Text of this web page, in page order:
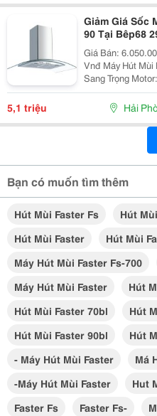
Giảm Giá Sốc
90 Tại Bêp68
Giá Bán: 6.050.000 Vnđ Giá Khuyến
Vnđ Máy Hút Mùi Faster Fs - 3388C2-90Cm Kiểu Dáng
Sang Trọng Motor: 01 X 190W( Turbine ), Công Suất Hút:
850M3/H Độ Ồn: ≪= 60Db, Hút Siêu Êm Điều Khiển:
Phím Nhấn
5,1 triệu Hải
Bạn có muốn tìm thêm
Hút Mùi Faster Fs
Hút
Hút Mùi Faster
Hút Mùi
Máy Hút Mùi Faster Fs-700
Máy Hút Mùi Faster
Hút
Hút Mùi Faster 70bl
Hút
Hút Mùi Faster 90bl
Hút
- Máy Hút Mùi Faster
Má
-máy Hút Mùi Faster
Hut
Faster Fs
Faster Fs-